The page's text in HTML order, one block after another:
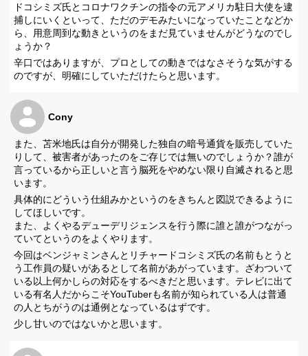
ドコシミズ氏とコロナワクチンの指令の元アメリカ駐日大使を逮
捕しにいくといって、ただのデモみたいになっていたことなどか
ら、用意周到な動きというのをまだ見ていませんがどうなのでし
ょうか？
辛口ではありますが、プロとしての動きではなさそうな気がする
のですが、明確にしていただけたらと思います。
Cony
また、苫米地氏は自分が開発した独自の暗号通貨を販売していた
りして、被害者があったのをご存じでは無いのでしょうか？誰が
言っているから正しいと言う脳死をやめない限り自滅されると思
います。
具体的にどういう仕組みかというのをきちんと図説できるように
してほしいです。
また、よくやるデューデリジェンスを行う際に誰と誰がつながっ
ていてというのをよくやります。
今回はベンジャミンさんとリチャードコシミズ氏の名前もとうと
う工作員の疑いがあるとして名前があがっています。ざわついて
いる以上何かしらの対応をするべきだと思います。テレビに出て
いる有名人だからこそYouTuberも名前が知られている人は普通
の人とちがうのは通例となっているはずです。
少し甘いのではないかと思います。